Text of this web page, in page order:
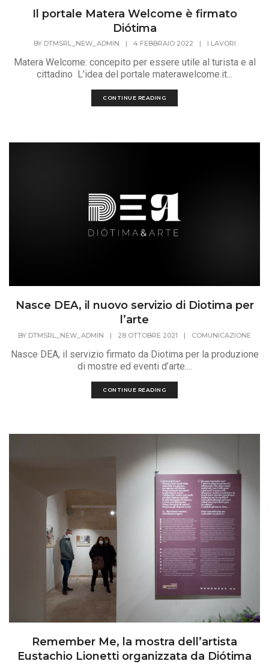
Il portale Matera Welcome è firmato
Diótima
BY DTMSRL_NEW_ADMIN | 4 FEBBRAIO 2022 | I LAVORI
Matera Welcome: concepito per essere utile al turista e al
cittadino L'idea del portale materawelcome.it...
CONTINUE READING
Nasce DEA, il nuovo servizio di Diotima per
l’arte
BY DTMSRL_NEW_ADMIN | 28 OTTOBRE 2021 | COMUNICAZIONE
Nasce DEA, il servizio firmato da Diotima per la produzione
di mostre ed eventi d’arte....
CONTINUE READING
Remember Me, la mostra dell’artista
Eustachio Lionetti organizzata da Diótima